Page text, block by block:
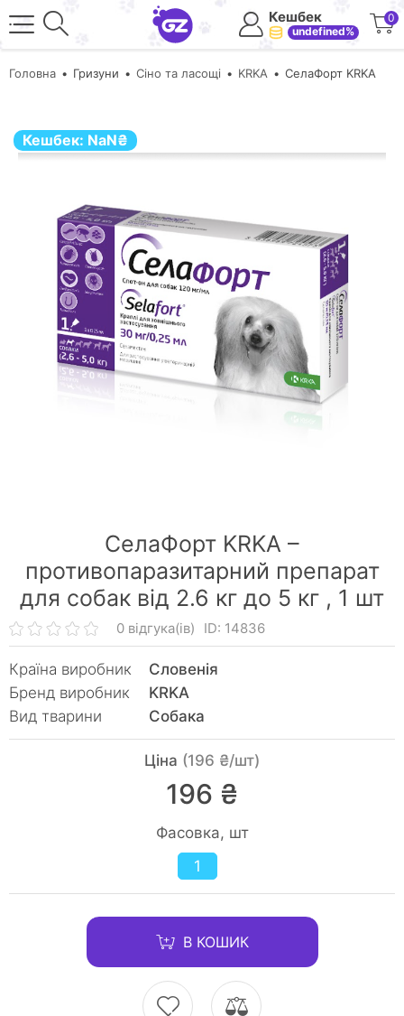
Кешбек
undefined%
0
Головна Гризуни Сіно та ласощі KRKA СелаФорт KRKA
Кешбек: NaN₴
СелаФорт KRKA –
противопаразитарний препарат
для собак від 2.6 кг до 5 кг , 1 шт
0 відгука(ів) ID: 14836
Країна виробник
Словенія
Бренд виробник
KRKA
Вид тварини
Собака
Ціна (196 ₴/шт)
196 ₴
Фасовка, шт
1
В КОШИК